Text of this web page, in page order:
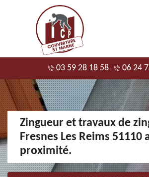
03 59 28 18 58 06 24
Zingueur et travaux de
Fresnes Les Reims 51110
proximité.